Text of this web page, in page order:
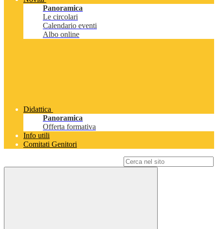
Panoramica
Le circolari
Calendario eventi
Albo online
Didattica
Panoramica
Offerta formativa
Info utili
Comitati Genitori